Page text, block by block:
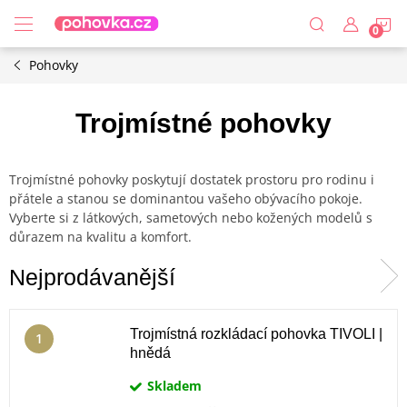
obsah
Pohovky
Trojmístné pohovky
Trojmístné pohovky poskytují dostatek prostoru pro rodinu i
přátele a stanou se dominantou vašeho obývacího pokoje.
Vyberte si z látkových, sametových nebo kožených modelů s
důrazem na kvalitu a komfort.
Nejprodávanější
Trojmístná rozkládací pohovka TIVOLI |
hnědá
Skladem